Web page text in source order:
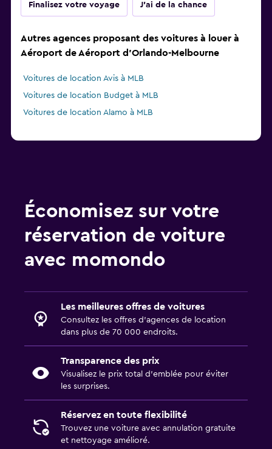
Finalisez votre voyage J'ai de la chance
Autres agences proposant des voitures à louer à
Aéroport de Aéroport d'Orlando-Melbourne
Voitures de location Avis à MLB
Voitures de location Budget à MLB
Voitures de location Alamo à MLB
Économisez sur votre
réservation de voiture
avec momondo
Les meilleures offres de voitures
Consultez les offres d’agences de location
dans plus de 70 000 endroits.
Transparence des prix
Visualisez le prix total d’emblée pour éviter
les surprises.
Réservez en toute flexibilité
Trouvez une voiture avec annulation gratuite
et nettoyage amélioré.